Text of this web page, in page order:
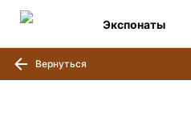
Экспонаты
Вернуться